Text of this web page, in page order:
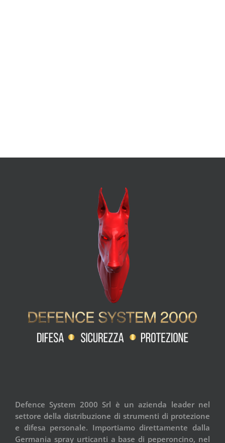
Defence System 2000 Srl è un azienda leader nel
settore della distribuzione di strumenti di protezione
e difesa personale. Importiamo direttamente dalla
Germania spray urticanti a base di peperoncino, nel